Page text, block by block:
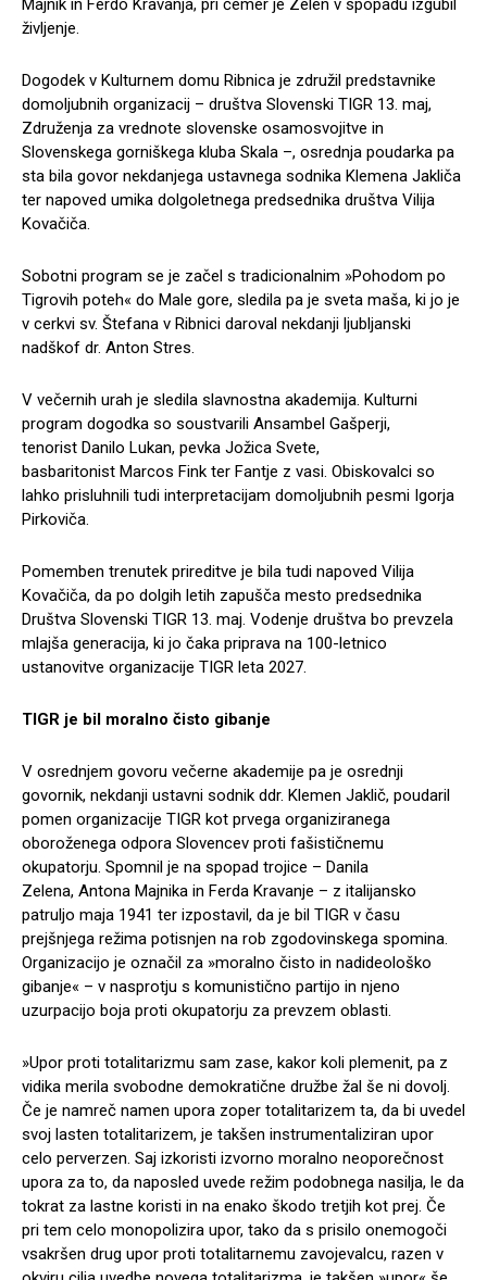
Majnik in Ferdo Kravanja, pri čemer je Zelen v spopadu izgubil
življenje.
Dogodek v Kulturnem domu Ribnica je združil predstavnike
domoljubnih organizacij – društva Slovenski TIGR 13. maj,
Združenja za vrednote slovenske osamosvojitve in
Slovenskega gorniškega kluba Skala –, osrednja poudarka pa
sta bila govor nekdanjega ustavnega sodnika Klemena Jakliča
ter napoved umika dolgoletnega predsednika društva Vilija
Kovačiča.
Sobotni program se je začel s tradicionalnim »Pohodom po
Tigrovih poteh« do Male gore, sledila pa je sveta maša, ki jo je
v cerkvi sv. Štefana v Ribnici daroval nekdanji ljubljanski
nadškof dr. Anton Stres.
V večernih urah je sledila slavnostna akademija. Kulturni
program dogodka so soustvarili Ansambel Gašperji,
tenorist Danilo Lukan, pevka Jožica Svete,
basbaritonist Marcos Fink ter Fantje z vasi. Obiskovalci so
lahko prisluhnili tudi interpretacijam domoljubnih pesmi Igorja
Pirkoviča.
Pomemben trenutek prireditve je bila tudi napoved Vilija
Kovačiča, da po dolgih letih zapušča mesto predsednika
Društva Slovenski TIGR 13. maj. Vodenje društva bo prevzela
mlajša generacija, ki jo čaka priprava na 100-letnico
ustanovitve organizacije TIGR leta 2027.
TIGR je bil moralno čisto gibanje
V osrednjem govoru večerne akademije pa je osrednji
govornik, nekdanji ustavni sodnik ddr. Klemen Jaklič, poudaril
pomen organizacije TIGR kot prvega organiziranega
oboroženega odpora Slovencev proti fašističnemu
okupatorju. Spomnil je na spopad trojice – Danila
Zelena, Antona Majnika in Ferda Kravanje – z italijansko
patruljo maja 1941 ter izpostavil, da je bil TIGR v času
prejšnjega režima potisnjen na rob zgodovinskega spomina.
Organizacijo je označil za »moralno čisto in nadideološko
gibanje« – v nasprotju s komunistično partijo in njeno
uzurpacijo boja proti okupatorju za prevzem oblasti.
»Upor proti totalitarizmu sam zase, kakor koli plemenit, pa z
vidika merila svobodne demokratične družbe žal še ni dovolj.
Če je namreč namen upora zoper totalitarizem ta, da bi uvedel
svoj lasten totalitarizem, je takšen instrumentaliziran upor
celo perverzen. Saj izkoristi izvorno moralno neoporečnost
upora za to, da naposled uvede režim podobnega nasilja, le da
tokrat za lastne koristi in na enako škodo tretjih kot prej. Če
pri tem celo monopolizira upor, tako da s prisilo onemogoči
vsakršen drug upor proti totalitarnemu zavojevalcu, razen v